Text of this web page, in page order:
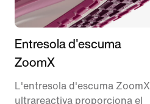
Entresola d'escuma
ZoomX
L'entresola d'escuma ZoomX
ultrareactiva proporciona el